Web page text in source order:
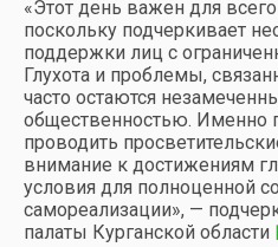
«Этот день важен для
поскольку подчеркивает
поддержки лиц с
Глухота и проблемы,
часто остаются
общественностью. Именно
проводить
внимание к достижениям
условия для полноценной
самореализации», —
палаты Курганской области